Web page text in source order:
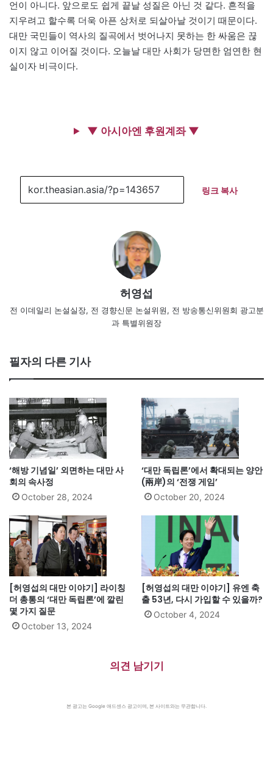
언이 아니다. 앞으로도 쉽게 끝날 성질은 아닌 것 같다. 흔적을
지우려고 할수록 더욱 아픈 상처로 되살아날 것이기 때문이다.
대만 국민들이 역사의 질곡에서 벗어나지 못하는 한 싸움은 끊
이지 않고 이어질 것이다. 오늘날 대만 사회가 당면한 엄연한 현
실이자 비극이다.
▼ 아시아엔 후원계좌 ▼
링크 복사
허영섭
전 이데일리 논설실장, 전 경향신문 논설위원, 전 방송통신위원회 광고분
과 특별위원장
필자의 다른 기사
‘해방 기념일’ 외면하는 대만 사
회의 속사정
October 28, 2024
‘대만 독립론’에서 확대되는 양안
(兩岸)의 ‘전쟁 게임’
October 20, 2024
[허영섭의 대만 이야기] 라이칭
더 총통의 ‘대만 독립론’에 깔린
몇 가지 질문
October 13, 2024
[허영섭의 대만 이야기] 유엔 축
출 53년, 다시 가입할 수 있을까?
October 4, 2024
의견 남기기
본 광고는 Google 애드센스 광고이며, 본 사이트와는 무관합니다.